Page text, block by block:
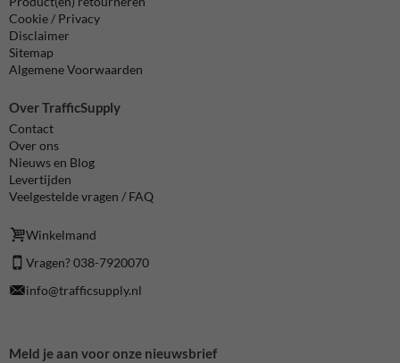
Cookie / Privacy
Disclaimer
Sitemap
Algemene Voorwaarden
Over TrafficSupply
Contact
Over ons
Nieuws en Blog
Levertijden
Veelgestelde vragen / FAQ
Winkelmand
Vragen? 038-7920070
info@trafficsupply.nl
Meld je aan voor onze nieuwsbrief